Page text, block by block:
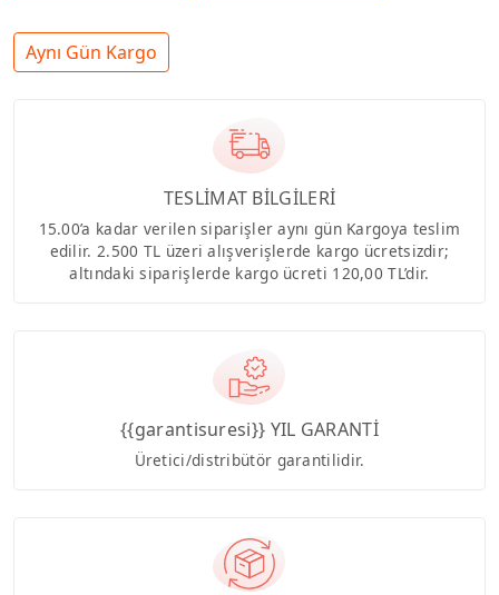
Aynı Gün Kargo
TESLİMAT BİLGİLERİ
15.00’a kadar verilen siparişler aynı gün Kargoya teslim
edilir. 2.500 TL üzeri alışverişlerde kargo ücretsizdir;
altındaki siparişlerde kargo ücreti 120,00 TL’dir.
{{garantisuresi}} YIL GARANTİ
Üretici/distribütör garantilidir.